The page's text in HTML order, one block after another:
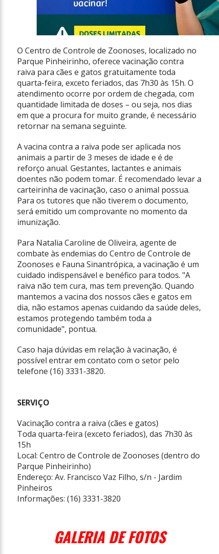
O Centro de Controle de Zoonoses, localizado no
Parque Pinheirinho, oferece vacinação contra
raiva para cães e gatos gratuitamente toda
quarta-feira, exceto feriados, das 7h30 às 15h. O
atendimento ocorre por ordem de chegada, com
quantidade limitada de doses – ou seja, nos dias
em que a procura for muito grande, é necessário
retornar na semana seguinte.
A vacina contra a raiva pode ser aplicada nos
animais a partir de 3 meses de idade e é de
reforço anual. Gestantes, lactantes e animais
doentes não podem tomar. É recomendado levar a
carteirinha de vacinação, caso o animal possua.
Para os tutores que não tiverem o documento,
será emitido um comprovante no momento da
imunização.
Para Natalia Caroline de Oliveira, agente de
combate às endemias do Centro de Controle de
Zoonoses e Fauna Sinantrópica, a vacinação é um
cuidado indispensável e benéfico para todos. "A
raiva não tem cura, mas tem prevenção. Quando
mantemos a vacina dos nossos cães e gatos em
dia, não estamos apenas cuidando da saúde deles,
estamos protegendo também toda a
comunidade", pontua.
Caso haja dúvidas em relação à vacinação, é
possível entrar em contato com o setor pelo
telefone (16) 3331-3820.
SERVIÇO
Vacinação contra a raiva (cães e gatos)
Toda quarta-feira (exceto feriados), das 7h30 às
15h
Local: Centro de Controle de Zoonoses (dentro do
Parque Pinheirinho)
Endereço: Av. Francisco Vaz Filho, s/n - Jardim
Pinheiros
Informações: (16) 3331-3820
GALERIA DE FOTOS